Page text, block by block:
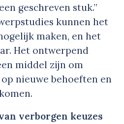
geschreven stuk.”
kunnen het
maken, en het
Het ontwerpend
middel zijn om
nieuwe behoeften en
verborgen keuzes